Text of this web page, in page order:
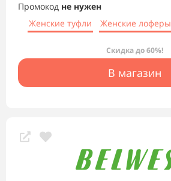
Промокод не нужен
Женские туфли
Женские лоферы
Скидка до 60%!
В магазин